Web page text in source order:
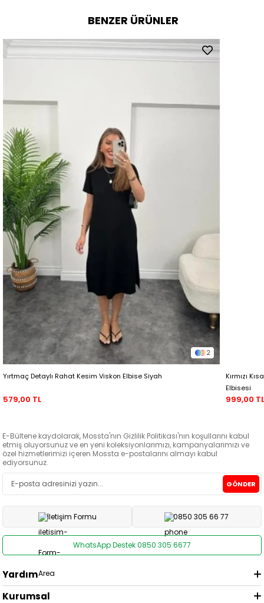
BENZER ÜRÜNLER
2
Yırtmaç Detaylı Rahat Kesim Viskon Elbise Siyah
579,00 TL
Kırmızı
Elbisesi
999,00
E-Bültene kaydolarak, Mossta'nın Gizlilik Politikası'nın koşullarını kabul
etmiş oluyorsunuz ve en yeni koleksiyonlarımızı, kampanyalarımızı ve
özel hizmetlerimizi içeren Mossta e-postalarını almayı kabul
ediyorsunuz.
GÖNDER
İletişim Formu 0850 305 66 77
WhatsApp Destek 0850 305 6677
Yardım
Kurumsal